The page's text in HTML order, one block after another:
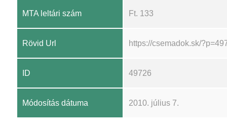
MTA leltári szám Ft. 133
Rövid Url https://csemadok.sk/
ID 49726
Módosítás dátuma 2010. július 7.